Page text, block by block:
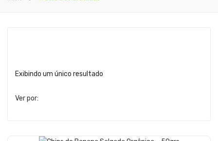
Exibindo um único resultado
Ver por: